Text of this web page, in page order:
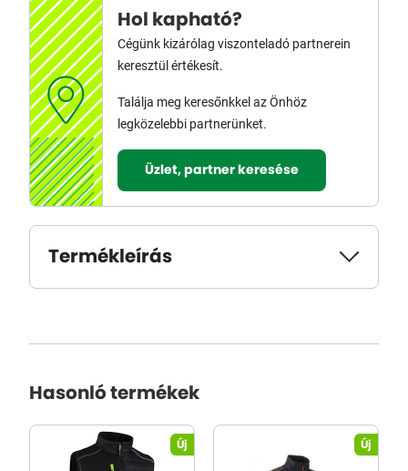
Hol kapható?
Cégünk kizárólag viszonteladó partnerein
keresztül értékesít.
Találja meg keresőnkkel az Önhöz
legközelebbi partnerünket.
Üzlet, partner keresése
Termékleírás
Hasonló termékek
Új Új